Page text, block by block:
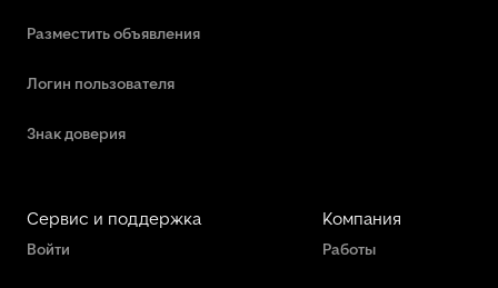
Разместить объявления
Логин пользователя
Знак доверия
Сервис и поддержка
Войти
Компания
Работы